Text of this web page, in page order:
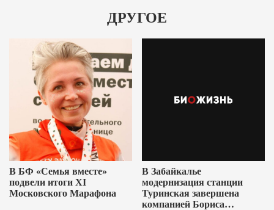
ДРУГОЕ
В БФ «Семья вместе»
подвели итоги XI
Московского Марафона
В Забайкалье
модернизация станции
Туринская завершена
компанией Бориса